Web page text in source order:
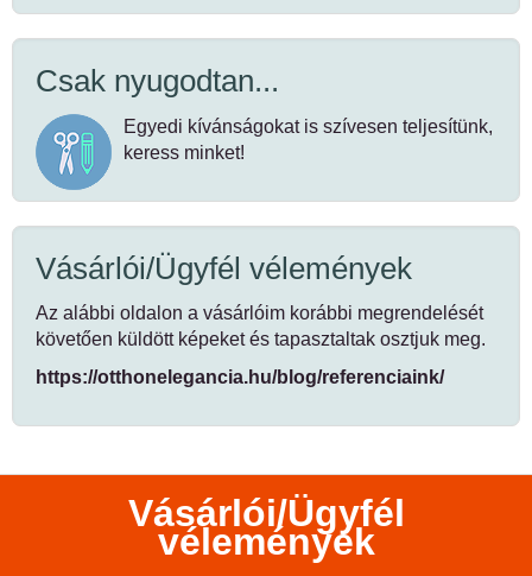
Csak nyugodtan...
Egyedi kívánságokat is szívesen teljesítünk,
keress minket!
Vásárlói/Ügyfél vélemények
Az alábbi oldalon a vásárlóim korábbi megrendelését
követően küldött képeket és tapasztaltak osztjuk meg.
https://otthonelegancia.hu/blog/referenciaink/
Vásárlói/Ügyfél
vélemények